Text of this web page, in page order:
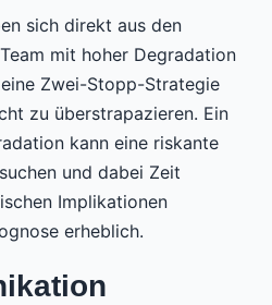
sich direkt aus den
mit hoher Degradation
Zwei-Stopp-Strategie
zu überstrapazieren. Ein
kann eine riskante
und dabei Zeit
Implikationen
erheblich.